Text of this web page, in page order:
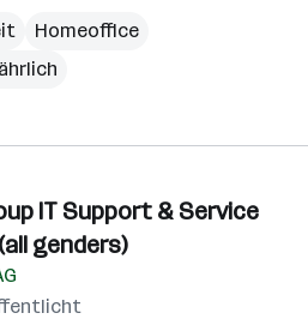
Homeoffice
IT Support & Service
genders)